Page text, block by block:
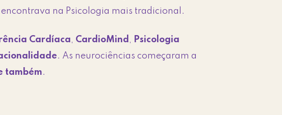
na Psicologia mais tradicional.
Cardíaca, CardioMind , Psicologia
. As neurociências começaram a
também.